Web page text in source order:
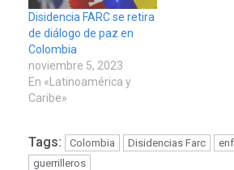
Disidencia FARC se retira
de diálogo de paz en
Colombia
noviembre 5, 2023
En «Latinoamérica y
Caribe»
Tags: Colombia Disidencias Farc
guerrilleros